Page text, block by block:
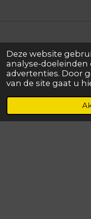
Deze website
analyse-
advertenties. Door
van de site gaat u
✉
☏ 06-41785087